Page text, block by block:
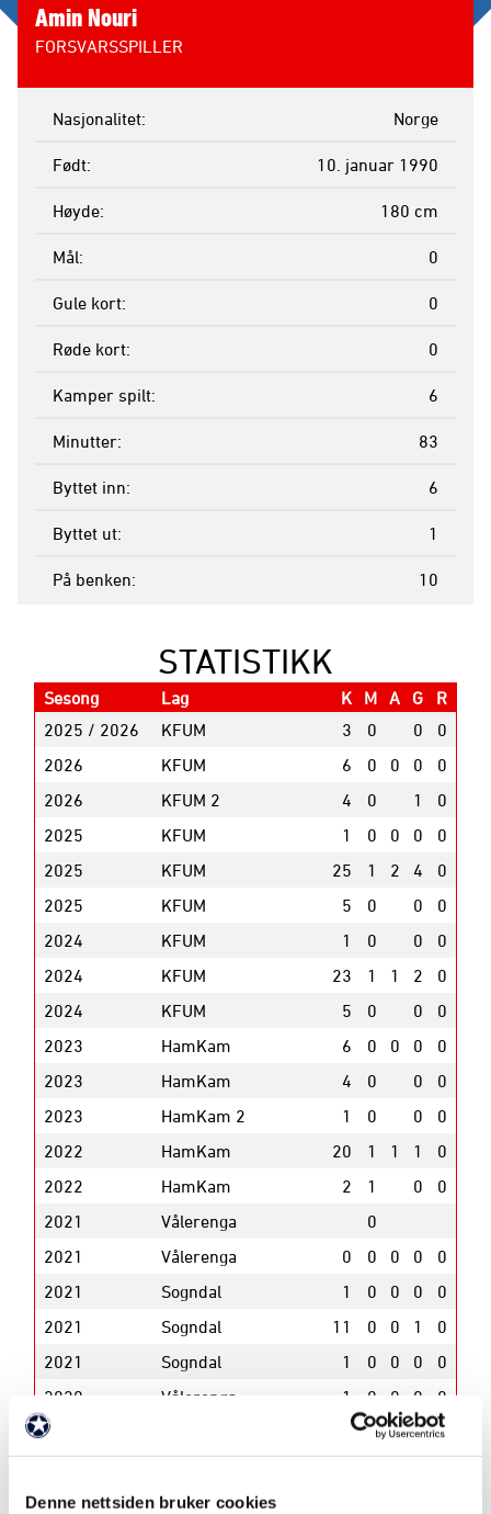
Denne nettsiden bruker cookies
Amin Nouri
FORSVARSSPILLER
Nasjonalitet Norge
Født 10. januar 1990
Høyde 180 cm
Mål 0
Gule kort 0
Røde kort 0
Kamper spilt 6
Minutter 83
Byttet inn 6
Byttet ut 1
På benken 10
STATISTIKK
Sesong Lag K M A G
R
2025 / 2026
KFUM 3 0 0
0
2026
KFUM 6 0 0 0
0
2026
KFUM 2 4 0 1
0
2025
KFUM 1 0 0 0
0
2025
KFUM 25 1 2 4
0
2025
KFUM 5 0 0
0
2024
KFUM 1 0 0
0
2024
KFUM 23 1 1 2
0
2024
KFUM 5 0 0
0
2023
HamKam 6 0 0 0
0
2023
HamKam 4 0 0
0
2023
HamKam 2 1 0 0
0
2022
HamKam 20 1 1 1
0
2022
HamKam 2 1 0
0
2021
Vålerenga
0
2021
Vålerenga 0 0 0 0
0
2021
Sogndal 1 0 0 0
0
2021
Sogndal 11 0 0 1
0
2021
Sogndal 1 0 0 0
0
2020
Vålerenga 1 0 0 0
0
2020
15 1 2 2
0
2018 / 2019
Oostende